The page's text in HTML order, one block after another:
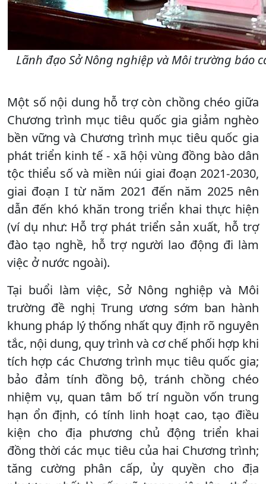
Lãnh đạo Sở Nông nghiệp và Môi trường
Một số nội dung hỗ trợ còn chồng chéo giữa
Chương trình mục tiêu quốc gia giảm nghèo
bền vững và Chương trình mục tiêu quốc gia
phát triển kinh tế - xã hội vùng đồng bào dân
tộc thiểu số và miền núi giai đoạn 2021-2030,
giai đoạn I từ năm 2021 đến năm 2025 nên
dẫn đến khó khăn trong triển khai thực hiện
(ví dụ như: Hỗ trợ phát triển sản xuất, hỗ trợ
đào tạo nghề, hỗ trợ người lao động đi làm
việc ở nước ngoài).
Tại buổi làm việc, Sở Nông nghiệp và Môi
trường đề nghị Trung ương sớm ban hành
khung pháp lý thống nhất quy định rõ nguyên
tắc, nội dung, quy trình và cơ chế phối hợp khi
tích hợp các Chương trình mục tiêu quốc gia;
bảo đảm tính đồng bộ, tránh chồng chéo
nhiệm vụ, quan tâm bố trí nguồn vốn trung
hạn ổn định, có tính linh hoạt cao, tạo điều
kiện cho địa phương chủ động triển khai
đồng thời các mục tiêu của hai Chương trình;
tăng cường phân cấp, ủy quyền cho địa